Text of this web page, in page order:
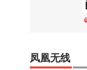
凤凰无线